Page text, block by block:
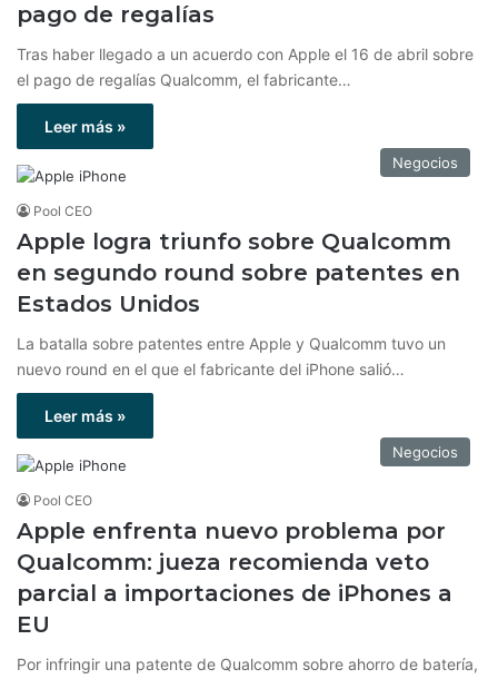
pago de regalías
Tras haber llegado a un acuerdo con Apple el 16 de abril sobre
el pago de regalías Qualcomm, el fabricante…
Leer más »
Negocios
Pool CEO
Apple logra triunfo sobre Qualcomm
en segundo round sobre patentes en
Estados Unidos
La batalla sobre patentes entre Apple y Qualcomm tuvo un
nuevo round en el que el fabricante del iPhone salió…
Leer más »
Negocios
Pool CEO
Apple enfrenta nuevo problema por
Qualcomm: jueza recomienda veto
parcial a importaciones de iPhones a
EU
Por infringir una patente de Qualcomm sobre ahorro de batería,